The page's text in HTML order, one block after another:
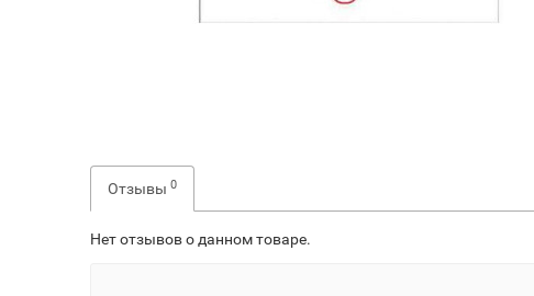
Отзывы0
Нет отзывов о данном товаре.